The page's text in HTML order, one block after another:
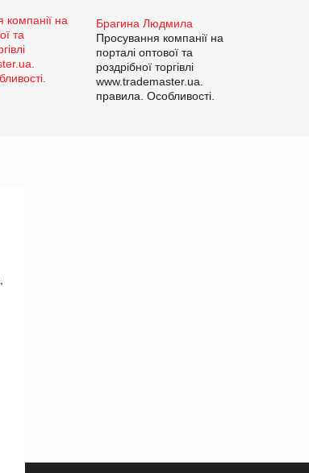
Брагина Людмила
Просування компанії на
порталі оптової та
роздрібної торгівлі
www.trademaster.ua.
правила. Особливості.